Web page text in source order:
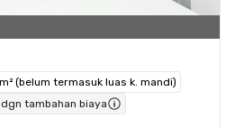
m² (belum termasuk luas k. mandi)
tambahan biaya